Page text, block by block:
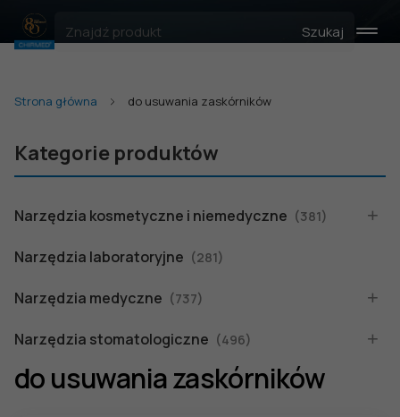
Szukaj
Strona główna do usuwania zaskórników
Kategorie produktów
Narzędzia kosmetyczne i niemedyczne (381)
Narzędzia laboratoryjne (281)
Narzędzia medyczne (737)
Narzędzia stomatologiczne (496)
do usuwania zaskórników